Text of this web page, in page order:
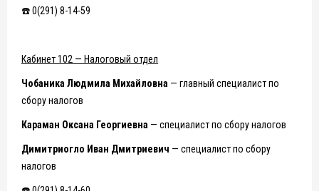
☎️ 0(291) 8-14-59
Кабинет 102 — Налоговый отдел
Чобаника Людмила Михайловна — главный специалист по
сбору налогов
Караман Оксана Георгиевна — специалист по сбору налогов
Димитриогло Иван Дмитриевич — специалист по сбору
налогов